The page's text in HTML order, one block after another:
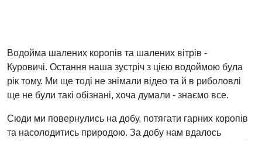
Водойма шалених коропів та шалених вітрів -
Куровичі. Остання наша зустріч з цією водоймою була
рік тому. Ми ще тоді не знімали відео та й в риболовлі
ще не були такі обізнані, хоча думали - знаємо все.
Сюди ми повернулись на добу, потягати гарних коропів
та насолодитись природою. За добу нам вдалось